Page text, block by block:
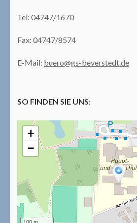
Tel: 04747/1670
Fax: 04747/8574
E-Mail: buero@gs-beverstedt.de
SO FINDEN SIE UNS:
+
−